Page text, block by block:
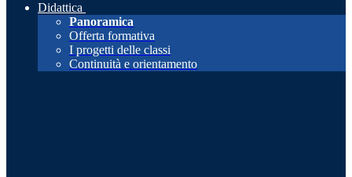
Didattica
Panoramica
Offerta formativa
I progetti delle classi
Continuità e orientamento